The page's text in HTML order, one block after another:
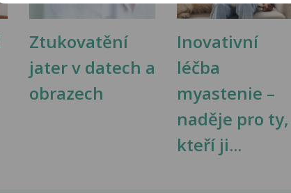
Ztukovatění
jater v datech a
obrazech
Inovativní
léčba
myastenie –
naděje pro ty,
kteří ji...